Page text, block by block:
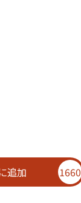
追加 1660